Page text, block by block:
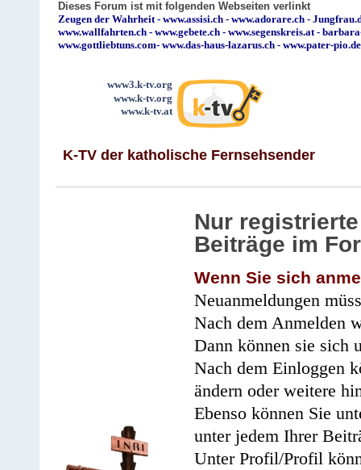
Dieses Forum ist mit folgenden Webseiten verlinkt
Zeugen der Wahrheit - www.assisi.ch - www.adorare.ch -
www.wallfahrten.ch - www.gebete.ch - www.segenskreis.at -
www.gottliebtuns.com- www.das-haus-lazarus.ch - www.pater-pio.de
www3.k-tv.org
www.k-tv.org
www.k-tv.at
K-TV der katholische Fernsehsender
Nur
Beiträge im
Wenn Sie sich
Neuanmeldungen
Nach dem Anmelden
Dann können sie sich
Nach dem Einloggen
ändern oder weitere
Ebenso können Sie
unter jedem Ihrer
Unter Profil/Profil